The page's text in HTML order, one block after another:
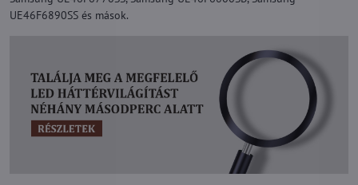
UE46F6890SS és mások.